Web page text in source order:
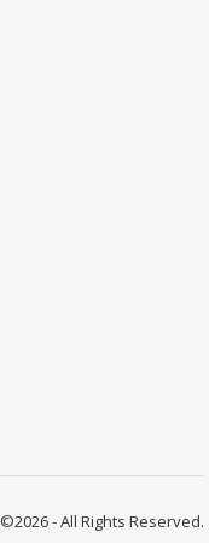
©2026 - All Rights Reserved.